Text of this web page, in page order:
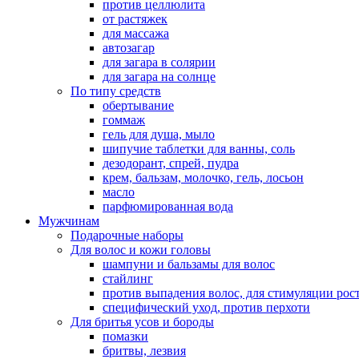
против целлюлита
от растяжек
для массажа
автозагар
для загара в солярии
для загара на солнце
По типу средств
обертывание
гоммаж
гель для душа, мыло
шипучие таблетки для ванны, соль
дезодорант, спрей, пудра
крем, бальзам, молочко, гель, лосьон
масло
парфюмированная вода
Мужчинам
Подарочные наборы
Для волос и кожи головы
шампуни и бальзамы для волос
стайлинг
против выпадения волос, для стимуляции
специфический уход, против перхоти
Для бритья усов и бороды
помазки
бритвы, лезвия